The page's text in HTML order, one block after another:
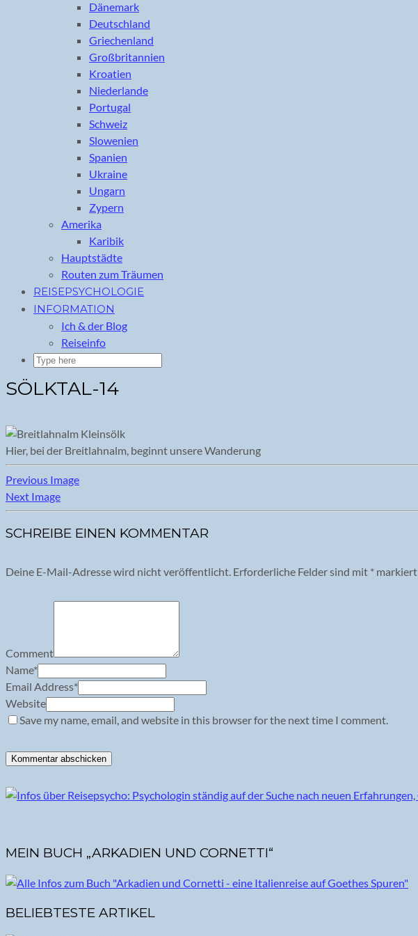
Dänemark
Deutschland
Griechenland
Großbritannien
Kroatien
Niederlande
Portugal
Schweiz
Slowenien
Spanien
Ukraine
Ungarn
Zypern
Amerika
Karibik
Hauptstädte
Routen zum Träumen
REISEPSYCHOLOGIE
INFORMATION
Ich & der Blog
Reiseinfo
SÖLKTAL-14
Hier, bei der Breitlahnalm, beginnt unsere Wanderung
Previous Image
Next Image
SCHREIBE EINEN KOMMENTAR
Deine E-Mail-Adresse wird nicht veröffentlicht. Erforderliche Felder sind mit * markiert
Comment
Name*
Email Address*
Website
Save my name, email, and website in this browser for the next time I comment.
MEIN BUCH „ARKADIEN UND CORNETTI“
BELIEBTESTE ARTIKEL